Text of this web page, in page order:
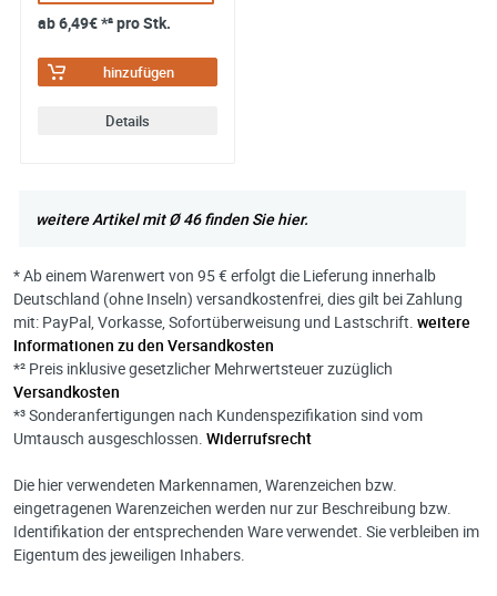
ab6,49€*² pro Stk.
hinzufügen
Details
weitere Artikel mit Ø 46 finden Sie hier.
* Ab einem Warenwert von 95 € erfolgt die Lieferung innerhalb
Deutschland (ohne Inseln) versandkostenfrei, dies gilt bei Zahlung
mit: PayPal, Vorkasse, Sofortüberweisung und Lastschrift. weitere
Informationen zu den Versandkosten
*² Preis inklusive gesetzlicher Mehrwertsteuer zuzüglich
Versandkosten
*³ Sonderanfertigungen nach Kundenspezifikation sind vom
Umtausch ausgeschlossen. Widerrufsrecht
Die hier verwendeten Markennamen, Warenzeichen bzw.
eingetragenen Warenzeichen werden nur zur Beschreibung bzw.
Identifikation der entsprechenden Ware verwendet. Sie verbleiben im
Eigentum des jeweiligen Inhabers.